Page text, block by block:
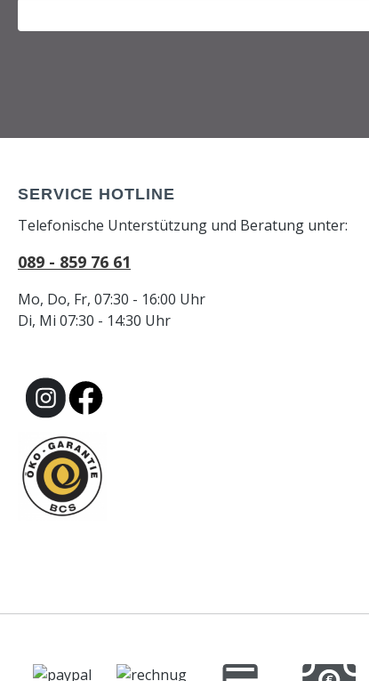
SERVICE HOTLINE
Telefonische Unterstützung und Beratung unter:
089 - 859 76 61
Mo, Do, Fr, 07:30 - 16:00 Uhr
Di, Mi 07:30 - 14:30 Uhr